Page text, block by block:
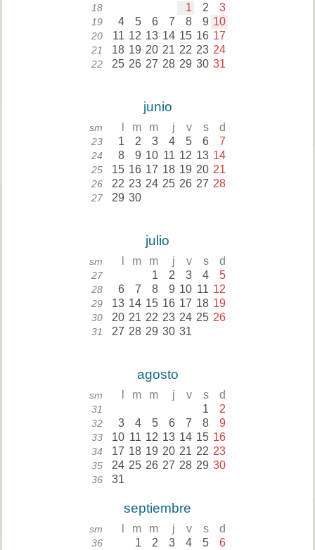
18 1 2 3
19 4 5 6 7 8 9 10
20 11 12 13 14 15 16 17
21 18 19 20 21 22 23 24
22 25 26 27 28 29 30 31
junio
sm m m j v s d
23 1 2 3 4 5 6 7
24 8 9 10 11 12 13 14
25 15 16 17 18 19 20 21
26 22 23 24 25 26 27 28
27 29 30
julio
sm m m j v s d
27 1 2 3 4 5
28 6 7 8 9 10 11 12
29 13 14 15 16 17 18 19
30 20 21 22 23 24 25 26
31 27 28 29 30 31
agosto
sm m m j v s d
31 1 2
32 3 4 5 6 7 8 9
33 10 11 12 13 14 15 16
34 17 18 19 20 21 22 23
35 24 25 26 27 28 29 30
36 31
septiembre
sm m m j v s d
36 1 2 3 4 5 6